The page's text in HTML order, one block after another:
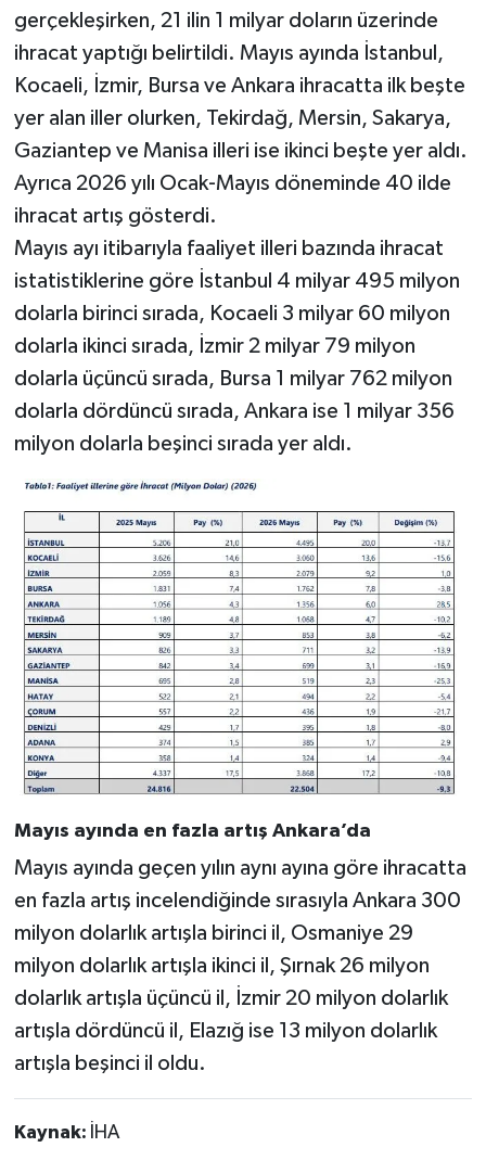
gerçekleşirken, 21 ilin 1 milyar doların üzerinde
ihracat yaptığı belirtildi. Mayıs ayında İstanbul,
Kocaeli, İzmir, Bursa ve Ankara ihracatta ilk beşte
yer alan iller olurken, Tekirdağ, Mersin, Sakarya,
Gaziantep ve Manisa illeri ise ikinci beşte yer aldı.
Ayrıca 2026 yılı Ocak-Mayıs döneminde 40 ilde
ihracat artış gösterdi.
Mayıs ayı itibarıyla faaliyet illeri bazında ihracat
istatistiklerine göre İstanbul 4 milyar 495 milyon
dolarla birinci sırada, Kocaeli 3 milyar 60 milyon
dolarla ikinci sırada, İzmir 2 milyar 79 milyon
dolarla üçüncü sırada, Bursa 1 milyar 762 milyon
dolarla dördüncü sırada, Ankara ise 1 milyar 356
milyon dolarla beşinci sırada yer aldı.
Mayıs ayında en fazla artış Ankara’da
Mayıs ayında geçen yılın aynı ayına göre ihracatta
en fazla artış incelendiğinde sırasıyla Ankara 300
milyon dolarlık artışla birinci il, Osmaniye 29
milyon dolarlık artışla ikinci il, Şırnak 26 milyon
dolarlık artışla üçüncü il, İzmir 20 milyon dolarlık
artışla dördüncü il, Elazığ ise 13 milyon dolarlık
artışla beşinci il oldu.
Kaynak: İHA